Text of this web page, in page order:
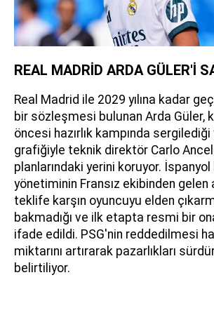
REAL MADRİD ARDA GÜLER'İ
Real Madrid ile 2029 yılına kadar
bir sözleşmesi bulunan Arda Güler,
öncesi hazırlık kampında
grafiğiyle teknik direktör Carlo
planlarındaki yerini koruyor.
yönetiminin Fransız ekibinden
teklife karşın oyuncuyu elden
bakmadığı ve ilk etapta resmi bir
ifade edildi. PSG'nin reddedilmesi
miktarını artırarak pazarlıkları
belirtiliyor.